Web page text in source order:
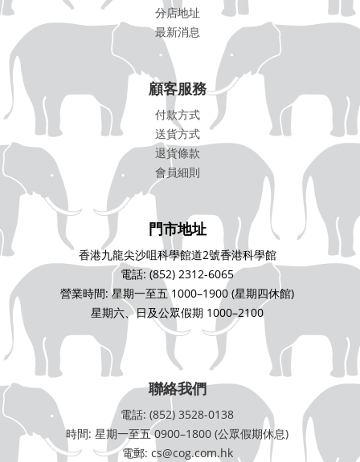
分店地址
最新消息
顧客服務
付款方式
送貨方式
退貨條款
會員細則
門市地址
香港九龍尖沙咀科學館道2號香港科學館
電話: (852) 2312-6065
營業時間: 星期一至五 1000–1900 (星期四休館)
星期六、日及公眾假期 1000–2100
聯絡我們
電話: (852) 3528-0138
時間: 星期一至五 0900–1800 (公眾假期休息)
電郵: cs@cog.com.hk